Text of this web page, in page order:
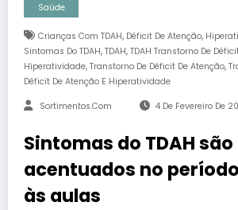
Saúde
Crianças Com TDAH, Déficit De Atenção,
Sintomas Do TDAH, TDAH, TDAH Transtorno De
Hiperatividade, Transtorno De Déficit De Atenção,
Déficit De Atenção E Hiperatividade
Sortimentos.com 4 De Fevereiro De
Sintomas do TDAH
acentuados no
às aulas